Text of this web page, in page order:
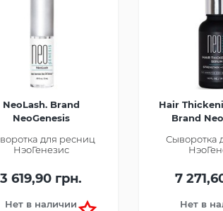
NeoLash. Brand
NeoGenesis
для ресниц
НэоГенезис
3 619,90 грн.
Нет в наличии
Hair
Brand
Сыворотка
7
Нет в